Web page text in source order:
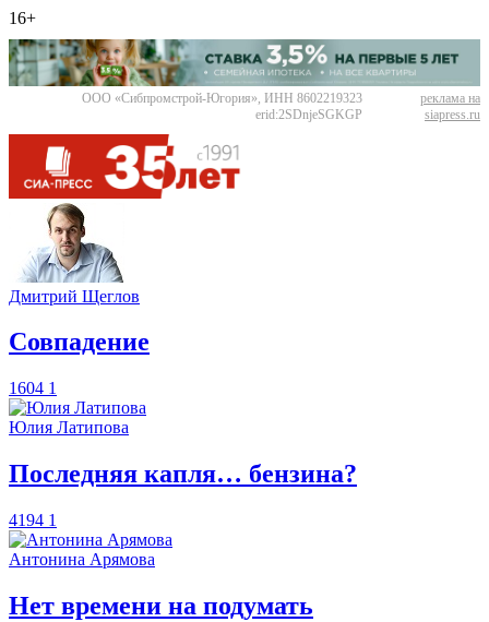
16+
ООО «Сибпромстрой-Югория», ИНН 8602219323
erid:2SDnjeSGKGP
реклама на
siapress.ru
Дмитрий Щеглов
​Совпадение
1604 1
Юлия Латипова
​Последняя капля… бензина?
4194 1
Антонина Арямова
​Нет времени на подумать